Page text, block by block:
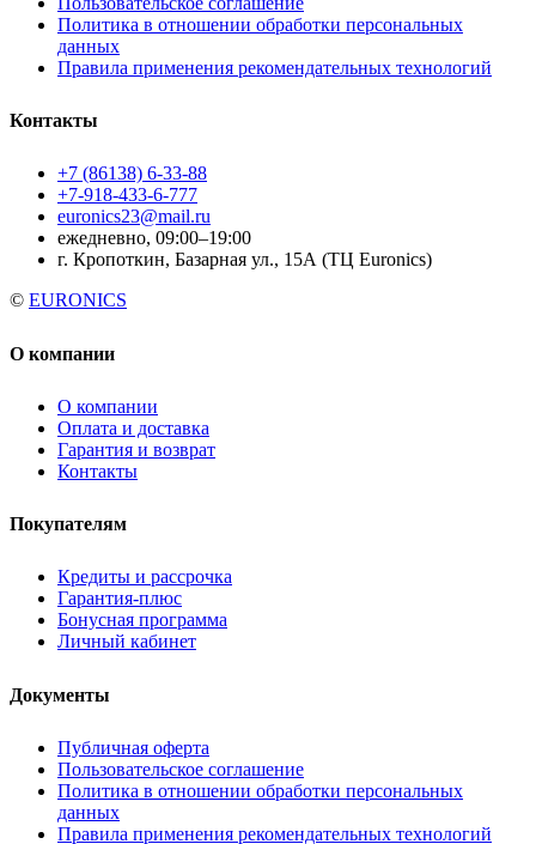
Политика в отношении обработки персональных
данных
Правила применения рекомендательных технологий
Контакты
+7 (86138) 6-33-88
+7-918-433-6-777
euronics23@mail.ru
ежедневно, 09:00–19:00
г. Кропоткин, Базарная ул., 15А (ТЦ Euronics)
© EURONICS
О компании
О компании
Оплата и доставка
Гарантия и возврат
Контакты
Покупателям
Кредиты и рассрочка
Гарантия-плюс
Бонусная программа
Личный кабинет
Документы
Публичная оферта
Пользовательское соглашение
Политика в отношении обработки персональных
данных
Правила применения рекомендательных технологий